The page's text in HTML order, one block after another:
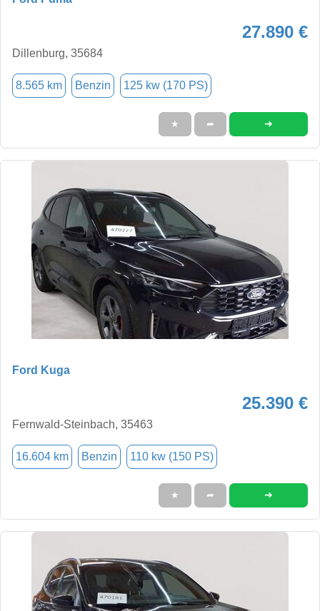
27.890 €
Dillenburg, 35684
8.565 km Benzin 125 kw (170 PS)
★ ➦ ➜
Ford Kuga
25.390 €
Fernwald-Steinbach, 35463
16.604 km Benzin 110 kw (150 PS)
★ ➦ ➜